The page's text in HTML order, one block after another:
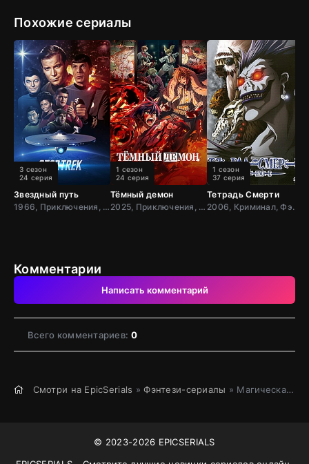
Похожие сериалы
Звездный путь
1966, Приключения, Фантастика, Боевик, США
3 сезон
24 серия
Тёмный демон
2025, Приключения, Япония
1 сезон
24 серия
Тетрадь Смерти
2006, Криминал, Фэнтези, Мистический, Детектив, Триллер, Драма, Франция,
1 сезон
37 серия
Комментарии
Написать комментарий
Всего комментариев: 0
Смотри на EpicSerials »Фэнтези-сериалы » Магическая битва
© 2023-2026 EPICSERIALS